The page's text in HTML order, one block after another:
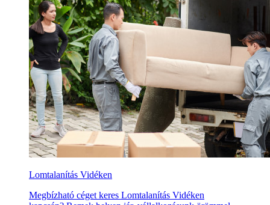
Lomtalanítás Vidéken
Megbízható céget keres Lomtalanítás Vidéken